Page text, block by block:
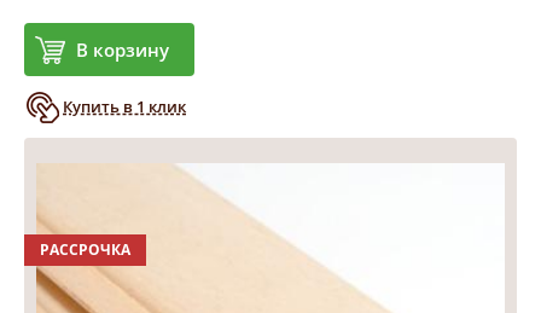
В корзину
Купить в 1 клик
РАССРОЧКА